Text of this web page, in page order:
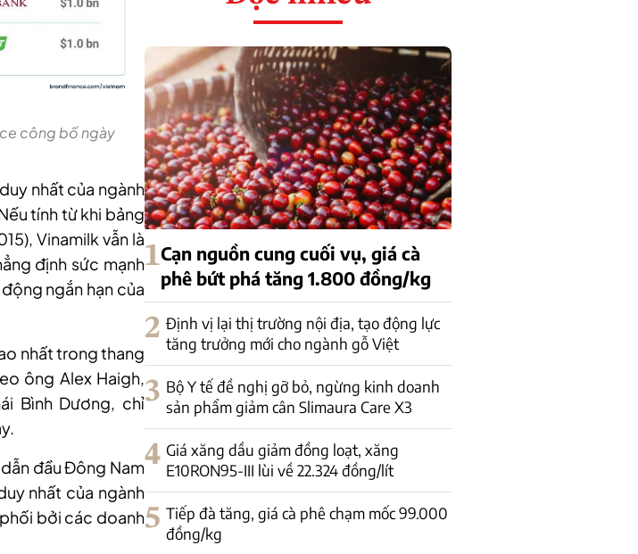
công bố ngày
nhất của ngành
tính từ khi bảng
Vinamilk vẫn là
định sức mạnh
ngắn hạn của
nhất trong thang
ông Alex Haigh,
Bình Dương, chỉ
đầu Đông Nam
nhất của ngành
bởi các doanh
1Cạn nguồn cung cuối vụ, giá cà
phê bứt phá tăng 1.800 đồng/kg
2 Định vị lại thị trường nội địa, tạo động lực
tăng trưởng mới cho ngành gỗ Việt
3 Bộ Y tế đề nghị gỡ bỏ, ngừng kinh doanh
sản phẩm giảm cân Slimaura Care X3
4 Giá xăng dầu giảm đồng loạt, xăng
E10RON95-III lùi về 22.324 đồng/lít
5 Tiếp đà tăng, giá cà phê chạm mốc 99.000
đồng/kg